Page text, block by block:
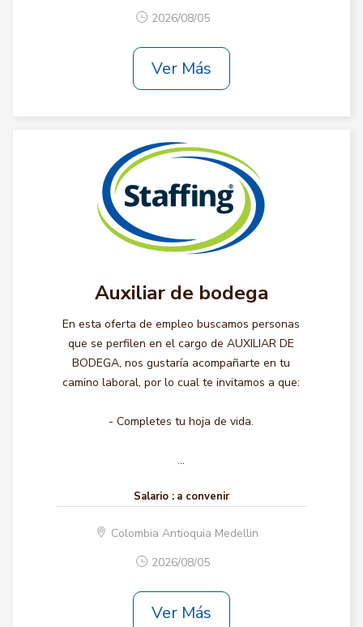
2026/08/05
Ver Más
Auxiliar de bodega
En esta oferta de empleo buscamos personas
que se perfilen en el cargo de AUXILIAR DE
BODEGA, nos gustaría acompañarte en tu
camino laboral, por lo cual te invitamos a que:
- Completes tu hoja de vida.
...
Salario : a convenir
Colombia Antioquia Medellin
2026/08/05
Ver Más